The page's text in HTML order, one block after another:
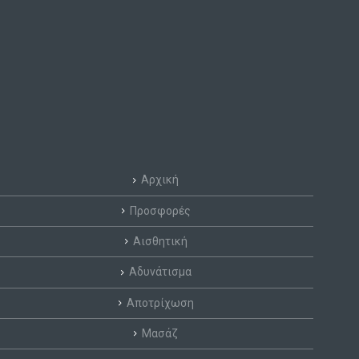
Αρχική
Προσφορές
Αισθητική
Αδυνάτισμα
Αποτρίχωση
Μασάζ